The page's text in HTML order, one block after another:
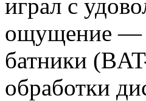
играл с
ощущение —
батники
обработки